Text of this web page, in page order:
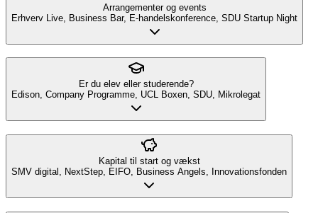
Arrangementer og events
Erhverv Live, Business Bar, E-handelskonference, SDU Startup Night
Er du elev eller studerende?
Edison, Company Programme, UCL Boxen, SDU, Mikrolegat
Kapital til start og vækst
SMV digital, NextStep, EIFO, Business Angels, Innovationsfonden